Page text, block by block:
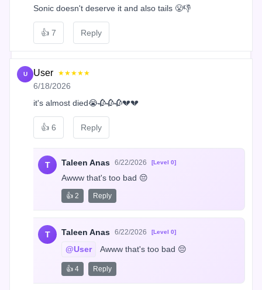
Sonic doesn't deserve it and also tails 😤👎
👍 7 Reply
U User ★★★★★
6/18/2026
it's almost died😭🥀🥀🥀💔💔
👍 6 Reply
T Taleen Anas 6/22/2026 [Level 0]
Awww that's too bad 😔
👍 2 Reply
T Taleen Anas 6/22/2026 [Level 0]
@User Awww that's too bad 😔
👍 4 Reply